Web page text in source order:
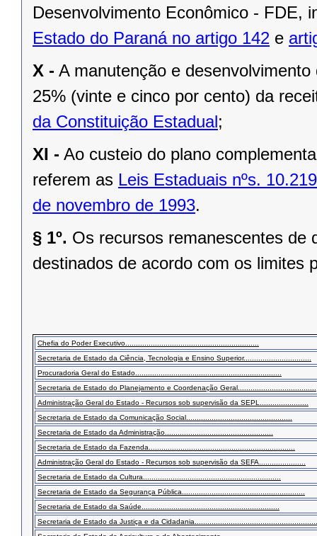
Desenvolvimento Econômico - FDE,
Estado do Paraná no artigo 142 e
X - A manutenção e
25% (vinte e cinco por cento) da
da Constituição Estadual;
XI - Ao custeio do plano
referem as Leis Estaduais nºs.
de novembro de 1993.
§ 1º. Os recursos remanescentes de
destinados de acordo com os limites
Chefia do Poder Executivo...............................................................
Secretaria de Estado da Ciência, Tecnologia e Ensino Superior................................
Procuradoria Geral do Estado.....................................................................
Secretaria de Estado do Planejamento e Coordenação Geral.....................................
Administração Geral do Estado - Recursos sob supervisão da SEPL.......................
Secretaria de Estado da Comunicação Social..................................................
Secretaria de Estado da Administração...................................................
Secretaria de Estado da Fazenda.....................................................................
Administração Geral do Estado - Recursos sob supervisão da SEFA......................
Secretaria de Estado da Cultura.................................................................
Secretaria de Estado da Segurança Pública..........................................................
Secretaria de Estado da Saúde.................................................................
Secretaria de Estado da Justiça e da